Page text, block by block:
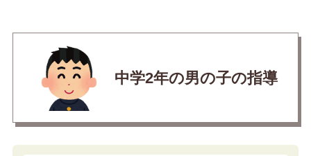
中学2年の男の子の指導